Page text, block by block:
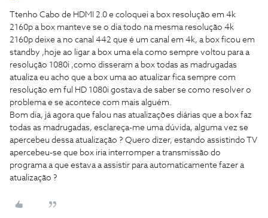
Ttenho Cabo de HDMI 2.0 e coloquei a box resolução em 4k
2160p a box manteve se o dia todo na mesma resolução 4k
2160p deixe a no canal 442 que é um canal em 4k, a box ficou em
standby ,hoje ao ligar a box uma ela como sempre voltou para a
resolução 1080i ,como disseram a box todas as madrugadas
atualiza eu acho que a box uma ao atualizar fica sempre com
resolução em ful HD 1080i gostava de saber se como resolver o
problema e se acontece com mais alguém.
Bom dia, já agora que falou nas atualizações diárias que a box faz
todas as madrugadas, esclareça-me uma dúvida, alguma vez se
apercebeu dessa atualização ? Quero dizer, estando assistindo TV
apercebeu-se que box iria interromper a transmissão do
programa a que estava a assistir para automaticamente fazer a
atualização ?